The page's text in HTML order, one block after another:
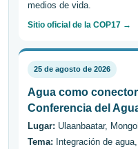
medios de vida.
Sitio oficial de la COP17 →
25 de agosto de 2026
Agua como
Conferencia del
Lugar: Ulaanbaatar,
Tema: Integración de